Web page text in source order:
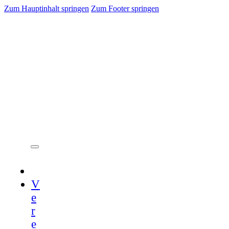
Zum Hauptinhalt springen Zum Footer springen
V
e
r
e